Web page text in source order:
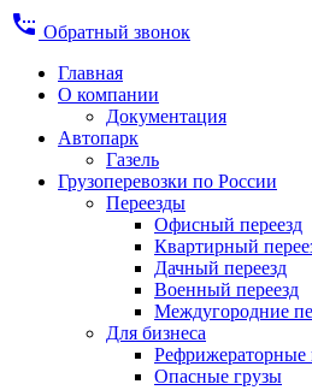
settings_phone Обратный звонок
Главная
О компании
Документация
Автопарк
Газель
Грузоперевозки по России
Переезды
Офисный переезд
Квартирный
Дачный переезд
Военный переезд
Междугородние
Для бизнеса
Рефрижераторные
Опасные грузы